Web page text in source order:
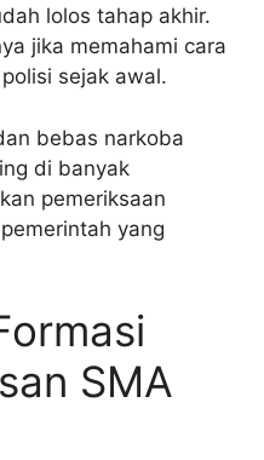
lolos tahap akhir.
jika memahami cara
sejak awal.
bebas narkoba
di banyak
pemeriksaan
yang
SMA